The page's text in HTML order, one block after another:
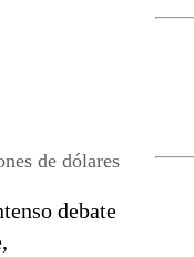
de dólares
debate